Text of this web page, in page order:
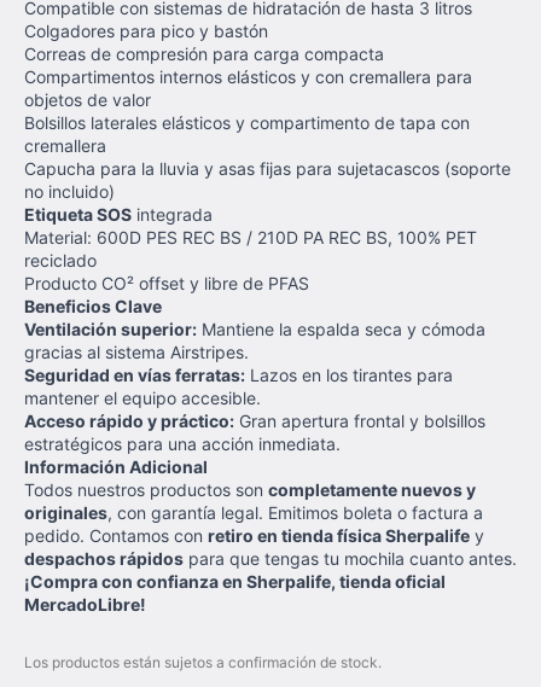
Compatible con sistemas de hidratación de hasta 3 litros
Colgadores para pico y bastón
Correas de compresión para carga compacta
Compartimentos internos elásticos y con cremallera para
objetos de valor
Bolsillos laterales elásticos y compartimento de tapa con
cremallera
Capucha para la lluvia y asas fijas para sujetacascos (soporte
no incluido)
Etiqueta SOS integrada
Material: 600D PES REC BS / 210D PA REC BS, 100% PET
reciclado
Producto CO² offset y libre de PFAS
Beneficios Clave
Ventilación superior: Mantiene la espalda seca y cómoda
gracias al sistema Airstripes.
Seguridad en vías ferratas: Lazos en los tirantes para
mantener el equipo accesible.
Acceso rápido y práctico: Gran apertura frontal y bolsillos
estratégicos para una acción inmediata.
Información Adicional
Todos nuestros productos son completamente nuevos y
originales, con garantía legal. Emitimos boleta o factura a
pedido. Contamos con retiro en tienda física Sherpalife y
despachos rápidos para que tengas tu mochila cuanto antes.
¡Compra con confianza en Sherpalife, tienda oficial
MercadoLibre!
Los productos están sujetos a confirmación de stock.